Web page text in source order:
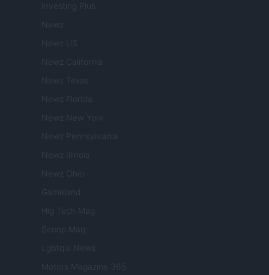
Investing Plus
Newz
Newz US
Newz California
Newz Texas
Newz Florida
Newz New York
Newz Pennsylvania
Newz Illinois
Newz Ohio
Gameland
Hig Tech Mag
Scoop Mag
Lgbtqia News
Motors Magazine 365